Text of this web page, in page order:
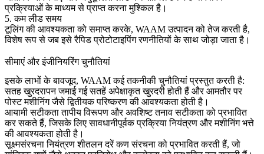
प्रक्रियाओं के माध्यम से प्राप्त करना मुश्किल है।
5. कम लीड समय
टूलिंग की आवश्यकता को समाप्त करके, WAAM उत्पादन को तेज करती है,
विशेष रूप से जब इसेरैपिड प्रोटोटाइपिंगरणनीतियों के साथ जोड़ा जाता है।
सीमाएं और इंजीनियरिंग चुनौतियां
इसके लाभों के बावजूद, WAAM कई तकनीकी चुनौतियां प्रस्तुत करती है:
सतह खुरदरापनजमाई गई सतहें अपेक्षाकृत खुरदरी होती हैं और आमतौर पर
पोस्ट मशीनिंगजैसे द्वितीयक परिष्करण की आवश्यकता होती है।
आयामी सटीकतातापीय विरूपण और अवशिष्ट तनाव सटीकता को प्रभावित
कर सकते हैं, जिसके लिए सावधानीपूर्वक प्रक्रिया नियंत्रण और मशीनिंग भत्ते
की आवश्यकता होती है।
सूक्ष्मसंरचना नियंत्रणशीतलन दरें कण संरचना को प्रभावित करती हैं, जो